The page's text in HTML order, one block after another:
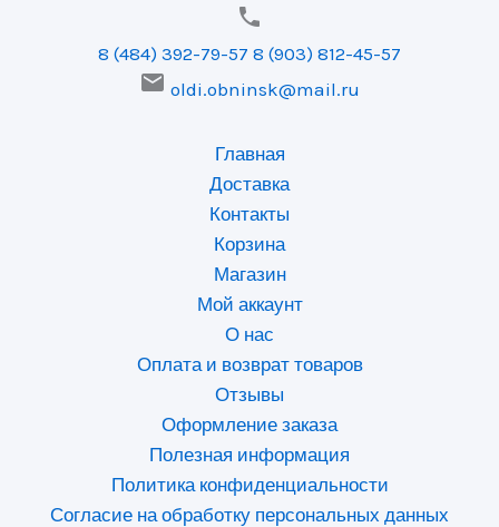

8 (484) 392-79-57 8 (903) 812-45-57
 oldi.obninsk@mail.ru
Главная
Доставка
Контакты
Корзина
Магазин
Мой аккаунт
О нас
Оплата и возврат товаров
Отзывы
Оформление заказа
Полезная информация
Политика конфиденциальности
Согласие на обработку персональных данных